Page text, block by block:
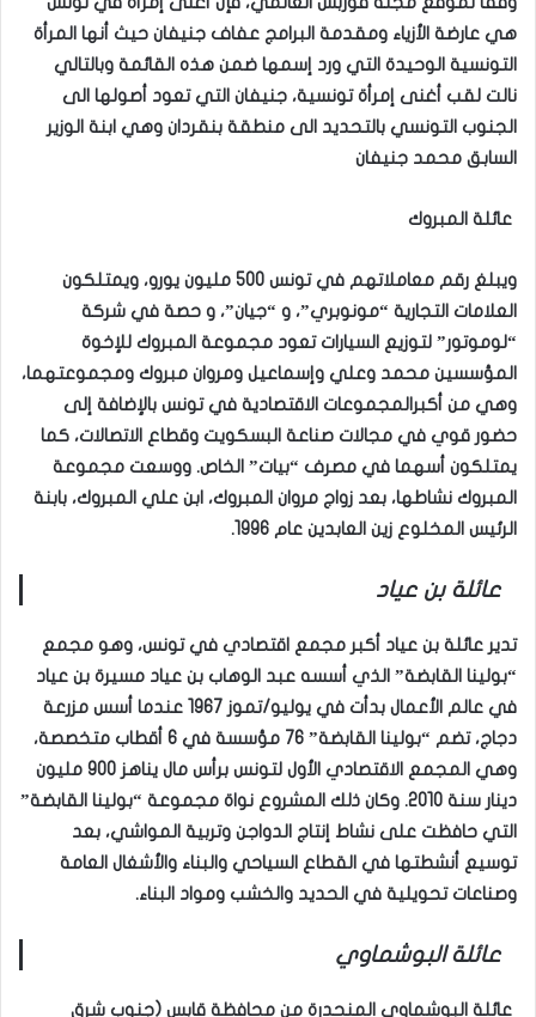
هي عارضة الأزياء ومقدمة البرامج عفاف جنيفان حيث أنها المرأة
التونسية الوحيدة التي ورد إسمها ضمن هذه القائمة وبالتالي
نالت لقب أغنى إمرأة تونسية، جنيفان التي تعود أصولها الى
الجنوب التونسي بالتحديد الى منطقة بنقردان وهي ابنة الوزير
السابق محمد جنيفان
عائلة المبروك
ويبلغ رقم معاملاتهم في تونس 500 مليون يورو، ويمتلكون
العلامات التجارية “مونوبري”، و “جيان”، و حصة في شركة
“لوموتور” لتوزيع السيارات تعود مجموعة المبروك للإخوة
المؤسسين محمد وعلي وإسماعيل ومروان مبروك ومجموعتهما،
وهي من أكبرالمجموعات الاقتصادية في تونس بالإضافة إلى
حضور قوي في مجالات صناعة البسكويت وقطاع الاتصالات، كما
يمتلكون أسهما في مصرف “بيات” الخاص. ووسعت مجموعة
المبروك نشاطها، بعد زواج مروان المبروك، ابن علي المبروك، بابنة
الرئيس المخلوع زين العابدين عام 1996.
عائلة بن عياد
تدير عائلة بن عياد أكبر مجمع اقتصادي في تونس، وهو مجمع
“بولينا القابضة” الذي أسسه عبد الوهاب بن عياد مسيرة بن عياد
في عالم الأعمال بدأت في يوليو/تموز 1967 عندما أسس مزرعة
دجاج، تضم “بولينا القابضة” 76 مؤسسة في 6 أقطاب متخصصة،
وهي المجمع الاقتصادي الأول لتونس برأس مال يناهز 900 مليون
دينار سنة 2010. وكان ذلك المشروع نواة مجموعة “بولينا القابضة”
التي حافظت على نشاط إنتاج الدواجن وتربية المواشي، بعد
توسيع أنشطتها في القطاع السياحي والبناء والأشغال العامة
وصناعات تحويلية في الحديد والخشب ومواد البناء.
عائلة البوشماوي
عائلة البوشماوي المنحدرة من محافظة قابس (جنوب شرق